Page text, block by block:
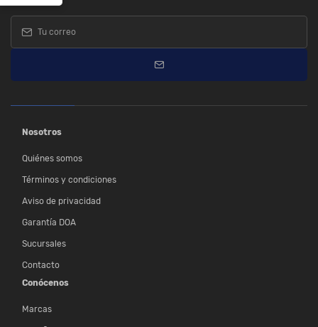
Nosotros
Quiénes somos
Términos y condiciones
Aviso de privacidad
Garantía DOA
Sucursales
Contacto
Conócenos
Marcas